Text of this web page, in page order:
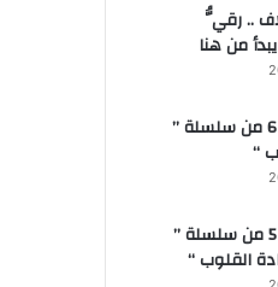
.. رقيُّ
من هنا
المقال رقم 6 من سلسلة ”
“
المقال رقم 5 من سلسلة ”
القلوب “